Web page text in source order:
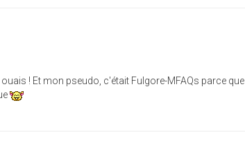
! Et mon pseudo, c'était Fulgore-MFAQs parce que